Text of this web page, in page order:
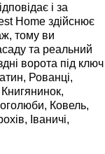
і за
Home здійснює
тому ви
та реальний
ворота під ключ
Рованці,
Ковель,
Іваничі,